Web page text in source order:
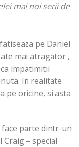
mai noi serii de
pe Daniel
mai atragator ,
impatimitii
In realitate
pe oricine, si asta
face parte dintr-un
Craig – special